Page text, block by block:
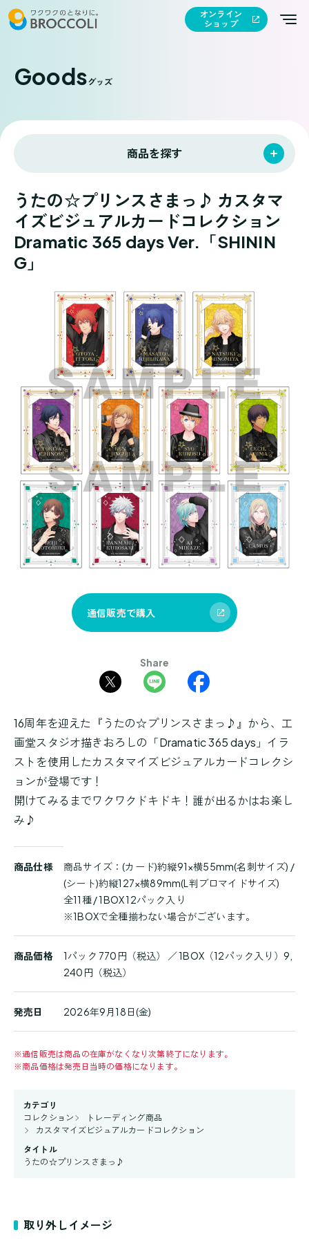
オンライン
ショップ
Goodsグッズ
商品を探す
うたの☆プリンスさまっ♪ カスタマ
イズビジュアルカードコレクション
Dramatic 365 days Ver.「SHININ
G」
通信販売で購入
Share
16周年を迎えた『うたの☆プリンスさまっ♪』から、工
画堂スタジオ描きおろしの「Dramatic 365 days」イラ
ストを使用したカスタマイズビジュアルカードコレクシ
ョンが登場です！
開けてみるまでワクワクドキドキ！誰が出るかはお楽し
み♪
品
商品仕様
商品サイズ：(カード)約縦91×横55mm(名刺サイズ) /
(シート)約縦127×横89mm(L判ブロマイドサイズ)
全11種 / 1BOX 12パック入り
※1BOXで全種揃わない場合がございます。
商品価格
1パック 770円（税込） ／ 1BOX（12パック入り）9,
240円（税込）
発売日 2026年9月18日(金)
※通信販売は商品の在庫がなくなり次第終了になります。
※商品価格は発売日当時の価格になります。
カテゴリ
コレクション
トレーディング商品
カスタマイズビジュアルカードコレクション
タイトル
うたの☆プリンスさまっ♪
取り外しイメージ